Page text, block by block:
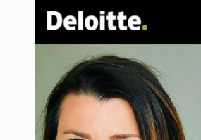
ARTICOLE Ingredient
ARTICOLE Producatorii si
INTERVIURI LEADERSHIP IN
INTERVIURI CU BATERIILE